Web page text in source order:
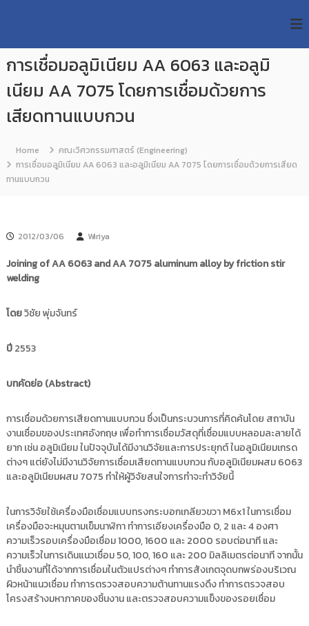
p
T
T
R
e
e
a
r
R
p
o
i
o
y
ค
ลั
ง
ข้
อ
ล
ง
า
น
วิ
จั
ท
ย
า
ลั
ย
ค
โ
น
ร
ม
ง
ธั
บุ
รี
การเชื่อมอลูมิเนียม AA 6063 และอลูมิ
เนียม AA 7075 โดยการเชื่อมด้วยการ
เสียดทานแบบกวน
Home
คณะวิศวกรรมศาสตร์ (Engineering)
การเชื่อมอลูมิเนียม AA 6063 และอลูมิเนียม AA 7075 โดยการเชื่อมด้วยการเสียด
ทานแบบกวน
2012/03/06 Wiriya
Joining of AA 6063 and AA 7075 aluminum alloy by friction stir
welding
โดยวิชัย พุ่มจันทร์
ปี2553
บทคัดย่อ (Abstract)
การเชื่อมด้วยการเสียดทานแบบกวน ซึ่งเป็นกระบวนการที่คิดค้นโดย สถาบัน
งานเชื่อมของประเทศอังกฤษ เพื่อทำการเชื่อมวัสดุที่เชื่อมแบบหลอมละลายได้
ยาก เช่น อลูมิเนียม ในปัจจุบันได้มีงานวิจัยและการประยุกต์ ในอลูมิเนียมเกรด
ต่างๆ แต่ยังไม่มีงานวิจัยการเชื่อมเสียดทานแบบกวน กับอลูมิเนียมผสม 6063
และอลูมิเนียมผสม 7075 ทำให้ผู้วิจัยสนใจการทำจะทำวิจัยนี้
ในการวิจัยใช้เครื่องมือเชื่อมแบบทรงกระบอกเกลียวขวา M6x1 ในการเชื่อม
เครื่องมือจะหมุนตามเข็มนาฬิกา ทำการเอียงเครื่องมือ 0, 2 และ 4 องศา
ความเร็วรอบเครื่องมือเชื่อม 1000, 1600 และ 2000 รอบต่อนาที และ
ความเร็วในการเดินแนวเชื่อม 50, 100, 160 และ 200 มิลลิเมตรต่อนาที จากนั้น
นำชิ้นงานที่ได้จากการเชื่อมในตัวแปรต่างๆ ทำการสังเกตจุดบกพร่องบริเวณ
ผิวหน้าแนวเชื่อม ทำการตรวจสอบความต้านทานแรงดึง ทำการตรวจสอบ
โครงสร้างมหาภาคของชิ้นงาน และตรวจสอบความแข็งของรอยเชื่อม